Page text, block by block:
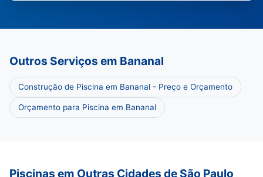
Outros Serviços em Bananal
Construção de Piscina em Bananal - Preço e Orçamento
Orçamento para Piscina em Bananal
Piscinas em Outras Cidades de São Paulo